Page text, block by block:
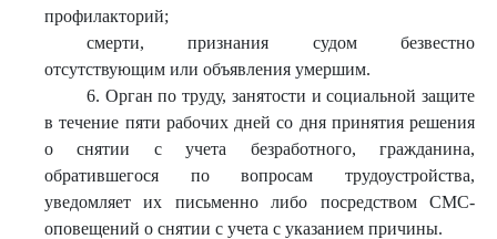
профилакторий;
смерти, признания судом безвестно
отсутствующим или объявления умершим.
6. Орган по труду, занятости и социальной защите
в течение пяти рабочих дней со дня принятия решения
о снятии с учета безработного, гражданина,
обратившегося по вопросам трудоустройства,
уведомляет их письменно либо посредством СМС-
оповещений о снятии с учета с указанием причины.